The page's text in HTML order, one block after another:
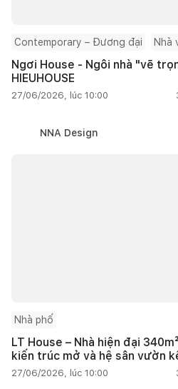
Contemporary – Đương đại Nhà
Ngơi House - Ngôi nhà "vẽ
HIEUHOUSE
27/06/2026, lúc 10:00
NNA Design
Nhà phố
LT House – Nhà hiện đại
kiến trúc mở và hệ sân vườn
27/06/2026, lúc 10:00